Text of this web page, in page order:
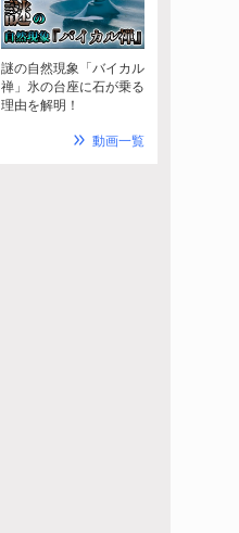
謎の自然現象「バイカル
禅」氷の台座に石が乗る
理由を解明！
動画一覧